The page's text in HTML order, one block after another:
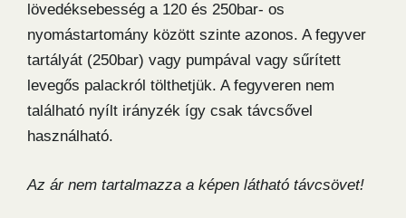
lövedéksebesség a 120 és 250bar- os
nyomástartomány között szinte azonos. A fegyver
tartályát (250bar) vagy pumpával vagy sűrített
levegős palackról tölthetjük. A fegyveren nem
található nyílt irányzék így csak távcsővel
használható.
Az ár nem tartalmazza a képen látható távcsövet!